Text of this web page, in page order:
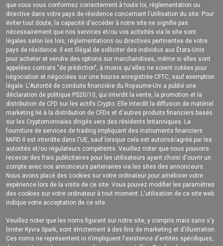
que vous vous conformez correctement à toute loi, réglementation ou
directive dans votre pays de résidence concernant l'utilisation du site. Pour
éviter tout doute, la capacité d'accéder à notre site ne signifie pas
nécessairement que nos services et/ou vos activités via le site sont
légales selon les lois, réglementations ou directives pertinentes de votre
pays de résidence. Il est illégal de solliciter des individus aux États-Unis
pour acheter et vendre des options sur marchandises, même si elles sont
appelées contrats "de prédiction", à moins qu'elles ne soient cotées pour
négociation et négociées sur une bourse enregistrée CFTC, sauf exemption
légale. L'Autorité de conduite financière du Royaume-Uni a publié une
déclaration de politique PS20/10, qui interdit la vente, la promotion et la
distribution de CFD sur les actifs Crypto. Elle interdit la diffusion de matériel
marketing lié à la distribution de CFDs et d'autres produits financiers basés
sur les Cryptomonnaies dirigés vers des résidents britanniques. La
fourniture de services de trading impliquant des instruments financiers
MiFID II est interdite dans l'UE, sauf lorsque cela est autorisé/agréé par les
autorités et/ou régulateurs compétents. Veuillez noter que nous pouvons
recevoir des frais publicitaires pour les utilisateurs ayant choisi d'ouvrir un
compte avec nos annonceurs partenaires via les sites des annonceurs.
Nous avons placé des cookies sur votre ordinateur pour améliorer votre
expérience lors de la visite de ce site. Vous pouvez modifier les paramètres
des cookies sur votre ordinateur à tout moment. L'utilisation de ce site web
indique votre acceptation de ce site.
Veuillez noter que les noms figurant sur notre site, y compris mais sans s'y
limiter Kyvra Spark, sont strictement à des fins de marketing et d'illustration.
Ces noms ne représentent ni n'impliquent l'existence d'entités spécifiques,